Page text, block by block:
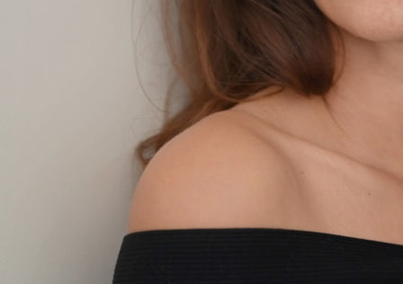
Eve Peyrieux
85 cm Taille65 cm Hanches
CheveuxBruns, Longs Yeux
Télécharger le pdf